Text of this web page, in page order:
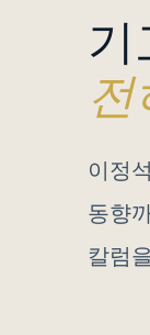
기
전
이정
동향
칼럼